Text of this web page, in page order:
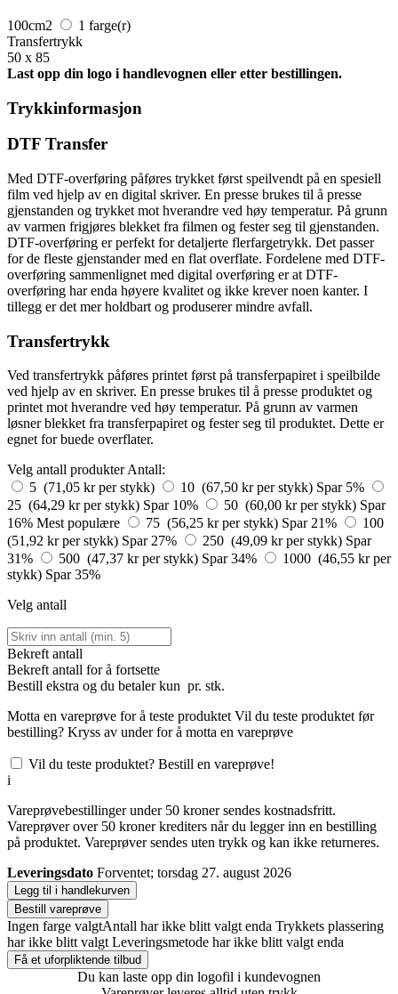
100cm2
1 farge(r)
Transfertrykk
50 x 85
Last opp din logo i handlevognen eller etter bestillingen.
Trykkinformasjon
DTF Transfer
Med DTF-overføring påføres trykket først speilvendt på en spesiell
film ved hjelp av en digital skriver. En presse brukes til å presse
gjenstanden og trykket mot hverandre ved høy temperatur. På grunn
av varmen frigjøres blekket fra filmen og fester seg til gjenstanden.
DTF-overføring er perfekt for detaljerte flerfargetrykk. Det passer
for de fleste gjenstander med en flat overflate. Fordelene med DTF-
overføring sammenlignet med digital overføring er at DTF-
overføring har enda høyere kvalitet og ikke krever noen kanter. I
tillegg er det mer holdbart og produserer mindre avfall.
Transfertrykk
Ved transfertrykk påføres printet først på transferpapiret i speilbilde
ved hjelp av en skriver. En presse brukes til å presse produktet og
printet mot hverandre ved høy temperatur. På grunn av varmen
løsner blekket fra transferpapiret og fester seg til produktet. Dette er
egnet for buede overflater.
Velg antall produkterAntall:
5 (71,05 kr per stykk)
10 (67,50 kr per stykk) Spar 5%
25 (64,29 kr per stykk) Spar 10% 50 (60,00 kr per stykk) Spar
16% Mest populære 75 (56,25 kr per stykk) Spar 21%
100
(51,92 kr per stykk) Spar 27% 250 (49,09 kr per stykk) Spar
31%
500 (47,37 kr per stykk) Spar 34%
1000 (46,55 kr per
stykk) Spar 35%
Velg antall
Bekreft antall
Bekreft antall for å fortsette
Bestill ekstra og du betaler kun pr. stk.
Motta en vareprøve for å teste produktetVil du teste produktet før
bestilling? Kryss av under for å motta en vareprøve
Vil du teste produktet? Bestill en vareprøve!
i
Vareprøvebestillinger under 50 kroner sendes kostnadsfritt.
Vareprøver over 50 kroner krediters når du legger inn en bestilling
på produktet. Vareprøver sendes uten trykk og kan ikke returneres.
Leveringsdato Forventet; torsdag 27. august 2026
Legg til i handlekurven
Bestill vareprøve
Ingen farge valgtAntall har ikke blitt valgt enda Trykkets plassering
har ikke blitt valgt Leveringsmetode har ikke blitt valgt enda
Få et uforpliktende tilbud
Du kan laste opp din logofil i kundevognen